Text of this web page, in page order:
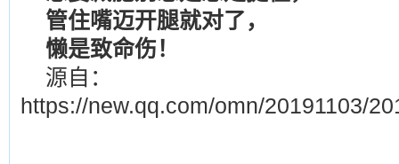
管住嘴迈开腿就对了，
懒是致命伤！
源自：
https://new.qq.com/omn/20191103/